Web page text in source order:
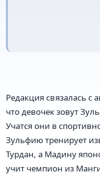
Редакция связалась с
что девочек зовут
Учатся они в
Зульфию тренирует
Турдан, а Мадину
учит чемпион из